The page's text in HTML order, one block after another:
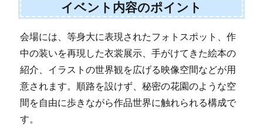
イベント内容のポイント
会場には、等身大に表現されたフォトスポット、作
中の装いを再現した衣裳展示、手がけてきた絵本の
紹介、イラストの世界観を広げる映像空間などが用
意されます。順路を設けず、秘密の花園のような空
間を自由に歩きながら作品世界に触れられる構成で
す。